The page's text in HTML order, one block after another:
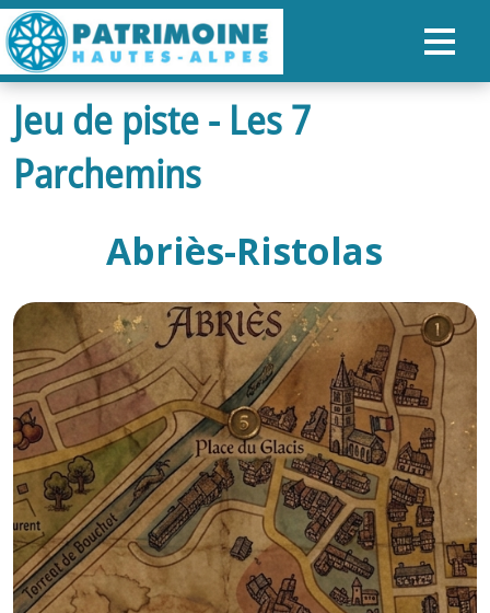
ACCUEIL
CARTE
PATRIMOINE
RANDONNÉES
ORGANISER SON SÉJOUR
RECHERCHER
FR
GB
IT
Jeu de piste - Les 7
Parchemins
Abriès-Ristolas